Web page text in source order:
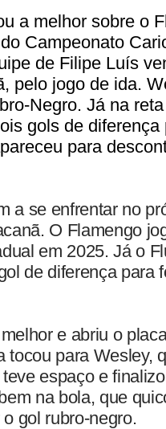
a melhor sobre o
Campeonato
de Filipe Luís
pelo jogo de ida.
Negro. Já na
gols de diferença
para
a se enfrentar no
O Flamengo
em 2025. Já o
de diferença para
e abriu o
tocou para Wesley,
espaço e
na bola, que
gol rubro-negro.